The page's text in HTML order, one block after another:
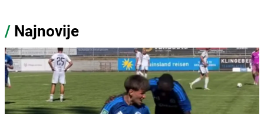
/ Najnovije